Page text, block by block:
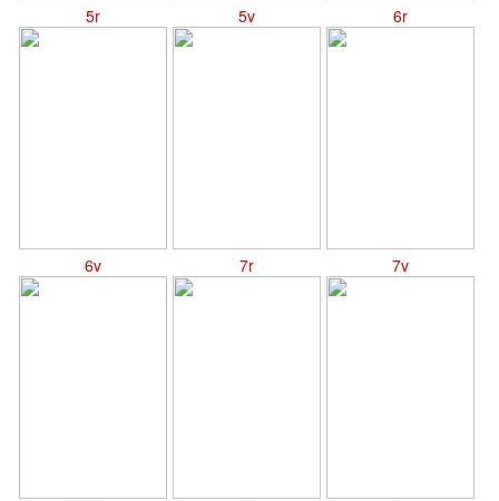
5r 5v 6r
6v 7r 7v